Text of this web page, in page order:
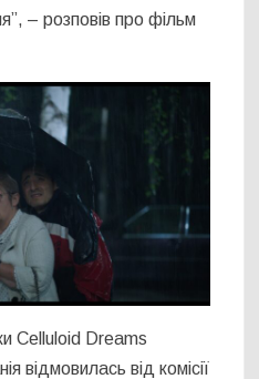
– розповів про фільм
Celluloid Dreams
відмовилась від комісії